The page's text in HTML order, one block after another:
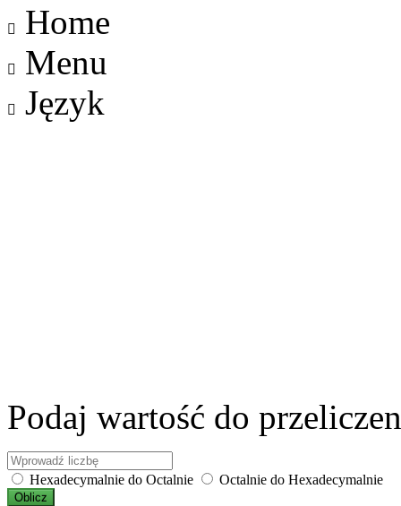
 Home
 Menu
 Język
Podaj wartość do
Hexadecymalnie do Octalnie Octalnie do Hexadecymalnie
Oblicz